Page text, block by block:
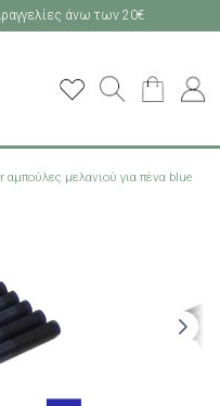
άνω των 20€
αμπούλες μελανιού για πένα blue